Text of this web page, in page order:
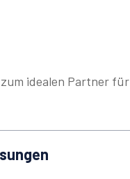
idealen Partner für